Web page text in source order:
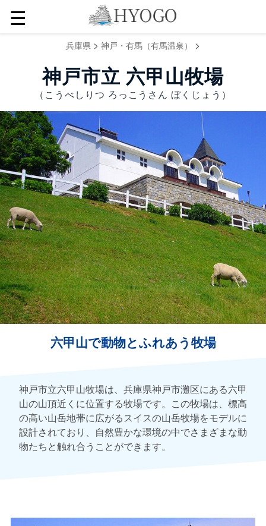
☰
兵庫県 > 神戸・有馬（有馬温泉） >
神戸市立 六甲山牧場
（こうべしりつ ろっこうさん ぼくじょう）
六甲山で動物とふれあう牧場
神戸市立六甲山牧場は、兵庫県神戸市灘区にある六甲
山の山頂近くに位置する牧場です。この牧場は、標高
の高い山岳地帯に広がるスイスの山岳牧場をモデルに
設計されており、自然豊かな環境の中でさまざまな動
物たちと触れ合うことができます。